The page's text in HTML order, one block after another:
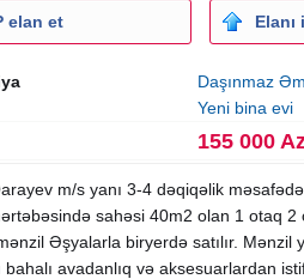
elan et
Daşınmaz
Yeni bina evi
155 000
m/s yanı 3-4 dəqiqəlik
sahəsi 40m2 olan 1 otaq 2
Əşyalarla biryerdə satılır. Mənzil
bahalı avadanlıq və aksesuarlardan